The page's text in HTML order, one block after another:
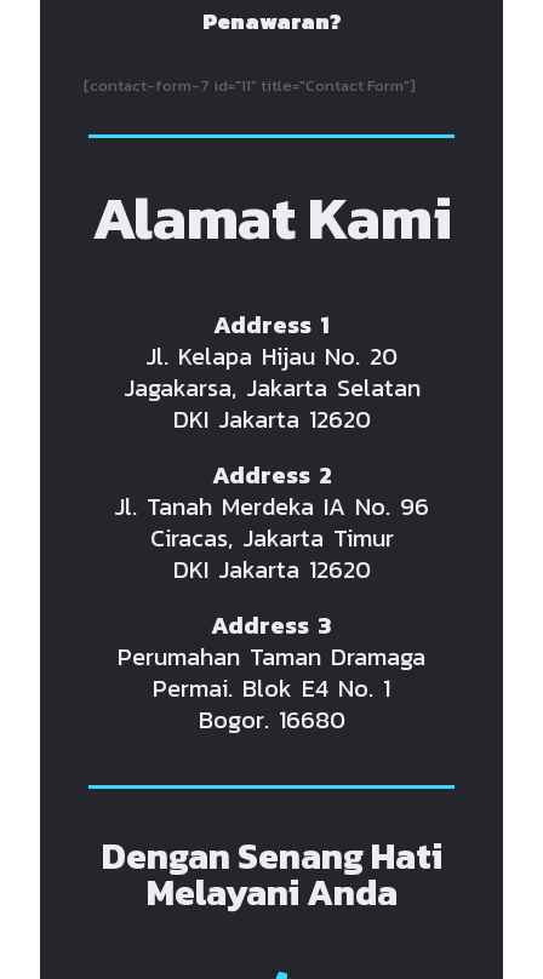
Penawaran?
[contact-form-7 id="11" title="Contact Form"]
Alamat Kami
Address 1
Jl. Kelapa Hijau No. 20
Jagakarsa, Jakarta Selatan
DKI Jakarta 12620
Address 2
Jl. Tanah Merdeka IA No. 96
Ciracas, Jakarta Timur
DKI Jakarta 12620
Address 3
Perumahan Taman Dramaga
Permai. Blok E4 No. 1
Bogor. 16680
Dengan Senang Hati
Melayani Anda